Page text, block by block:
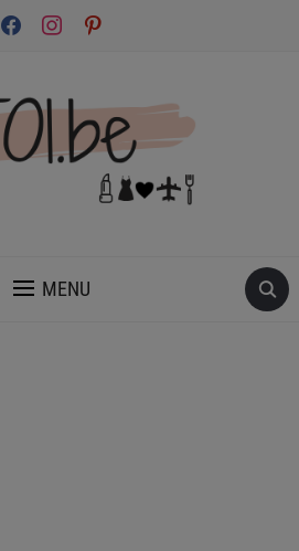
facebookinstagrampinterest
MENU